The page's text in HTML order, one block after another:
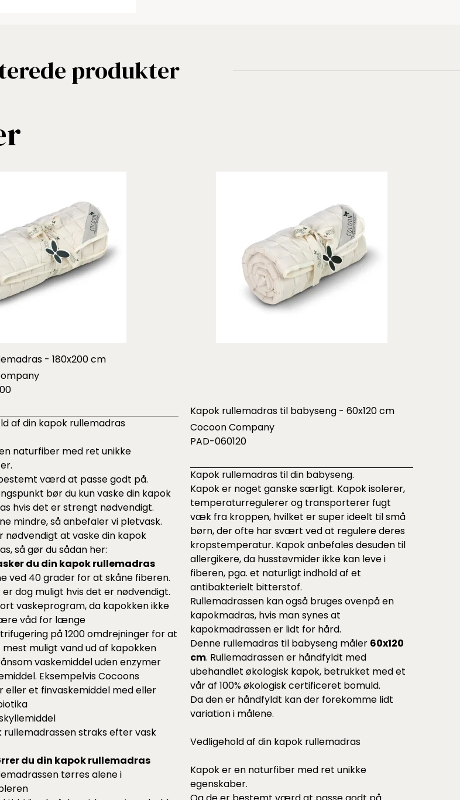
produkter
- 180x200 cm
af din kapok rullemadras
naturfiber med ret unikke
værd at passe godt på.
bør du kun vaske din kapok
hvis det er strengt nødvendigt.
mindre, så anbefaler vi pletvask.
nødvendigt at vaske din kapok
så gør du sådan her:
du din kapok rullemadras
ved 40 grader for at skåne fiberen.
dog muligt hvis det er nødvendigt.
vaskeprogram, da kapokken ikke
våd for længe
på 1200 omdrejninger for at
muligt vand ud af kapokken
vaskemiddel uden enzymer
Eksempelvis Cocoons
eller et finvaskemiddel med eller
rullemadrassen straks efter vask
du din kapok rullemadras
tørres alene i
Kapok rullemadras til babyseng - 60x120 cm
Cocoon Company
PAD-060120
Kapok rullemadras til din babyseng.
Kapok er noget ganske særligt. Kapok isolerer,
temperaturregulerer og transporterer fugt
væk fra kroppen, hvilket er super ideelt til små
børn, der ofte har svært ved at regulere deres
kropstemperatur. Kapok anbefales desuden til
allergikere, da husstøvmider ikke kan leve i
fiberen, pga. et naturligt indhold af et
antibakterielt bitterstof.
Rullemadrassen kan også bruges ovenpå en
kapokmadras, hvis man synes at
kapokmadrassen er lidt for hård.
Denne rullemadras til babyseng måler 60x120
cm. Rullemadrassen er håndfyldt med
ubehandlet økologisk kapok, betrukket med et
vår af 100% økologisk certificeret bomuld.
Da den er håndfyldt kan der forekomme lidt
variation i målene.
Vedligehold af din kapok rullemadras
Kapok er en naturfiber med ret unikke
egenskaber.